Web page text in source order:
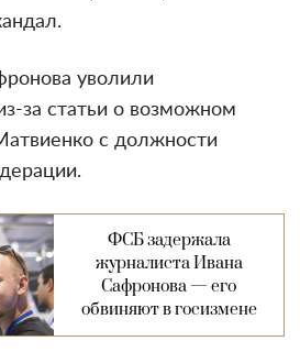
уволили
за статьи о возможном
с должности
ФСБ задержала
журналиста Ивана
Сафронова — его
обвиняют в госизмене